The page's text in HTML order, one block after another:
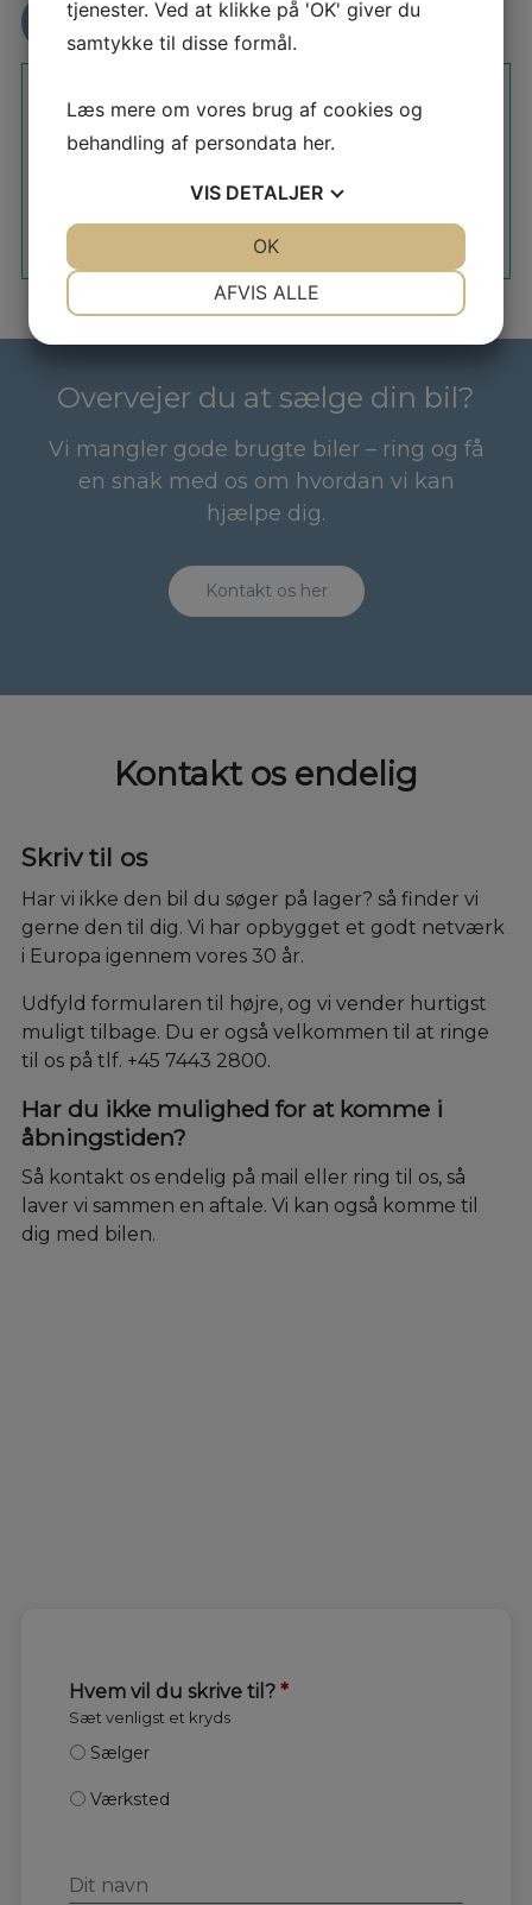
Læs TrustPilot anmeldelser her
Overvejer du at sælge din bil?
Vi mangler gode brugte biler – ring og få
en snak med os om hvordan vi kan
hjælpe dig.
Kontakt os her
Kontakt os endelig
Skriv til os
Har vi ikke den bil du søger på lager? så finder vi
gerne den til dig. Vi har opbygget et godt netværk
i Europa igennem vores 30 år.
Udfyld formularen til højre, og vi vender hurtigst
muligt tilbage. Du er også velkommen til at ringe
til os på tlf. +45 7443 2800.
Har du ikke mulighed for at komme i
åbningstiden?
Så kontakt os endelig på mail eller ring til os, så
laver vi sammen en aftale. Vi kan også komme til
dig med bilen.
Hvem vil du skrive til? *
Sæt venligst et kryds
Sælger
Værksted
tjenester. Ved at klikke på 'OK' giver du
samtykke til disse formål.
Læs mere om vores brug af cookies og
behandling af persondata her.
VIS DETALJER
AFVIS ALLE
OK